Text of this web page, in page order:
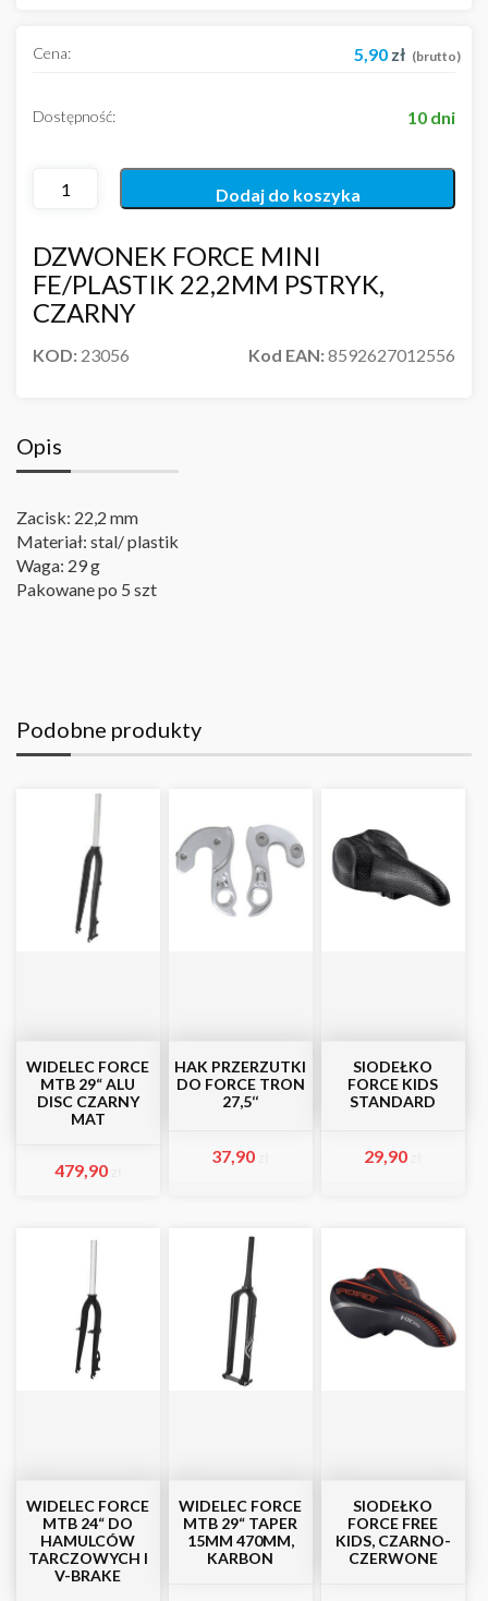
DZWONEK FORCE MINI
FE/PLASTIK 22,2MM PSTRYK,
CZARNY
KOD: 23056 Kod EAN:8592627012556
Cena: 5,90 zł (brutto)
Dostępność: 10 dni
Dodaj do koszyka
Opis
Zacisk: 22,2 mm
Materiał: stal/ plastik
Waga: 29 g
Pakowane po 5 szt
Podobne produkty
WIDELEC FORCE
MTB 29“ ALU
DISC CZARNY
MAT
479,90
HAK PRZERZUTKI
DO FORCE TRON
27,5‘‘
37,90
SIODEŁKO
FORCE KIDS
STANDARD
29,90
WIDELEC FORCE
MTB 24“ DO
HAMULCÓW
TARCZOWYCH I
V-BRAKE
WIDELEC FORCE
MTB 29“ TAPER
15MM 470MM,
KARBON
SIODEŁKO
FORCE FREE
KIDS, CZARNO-
CZERWONE